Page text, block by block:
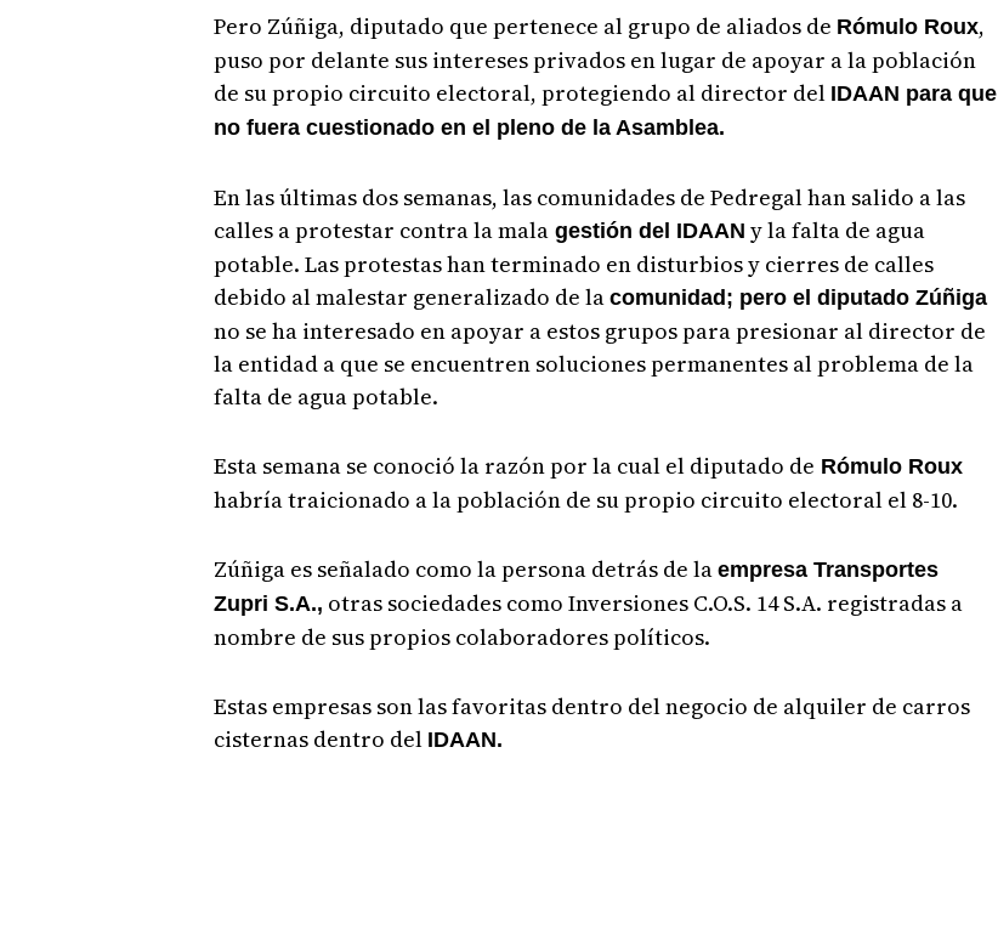
Pero Zúñiga, diputado que pertenece al grupo de aliados de Rómulo Roux,
puso por delante sus intereses privados en lugar de apoyar a la población
de su propio circuito electoral, protegiendo al director del IDAAN para que
no fuera cuestionado en el pleno de la Asamblea.
En las últimas dos semanas, las comunidades de Pedregal han salido a las
calles a protestar contra la malagestión del IDAAN y la falta de agua
potable. Las protestas han terminado en disturbios y cierres de calles
debido al malestar generalizado de la comunidad; pero el diputado Zúñiga
no se ha interesado en apoyar a estos grupos para presionar al director de
la entidad a que se encuentren soluciones permanentes al problema de la
falta de agua potable.
Esta semana se conoció la razón por la cual el diputado de Rómulo Roux
habría traicionado a la población de su propio circuito electoral el 8-10.
Zúñiga es señalado como la persona detrás de la empresa Transportes
Zupri S.A., otras sociedades como Inversiones C.O.S. 14 S.A. registradas a
nombre de sus propios colaboradores políticos.
Estas empresas son las favoritas dentro del negocio de alquiler de carros
cisternas dentro del IDAAN.